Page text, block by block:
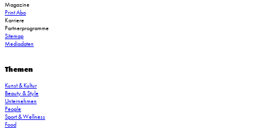
Vive le vin_Tchin Tchin in den Stadthöfen (C) Wallocha
Magazine
Print Abo
Karriere
Partnerprogramme
Sitemap
Mediadaten
Themen
Kunst & Kultur
Beauty & Style
Unternehmen
People
Sport & Wellness
Food